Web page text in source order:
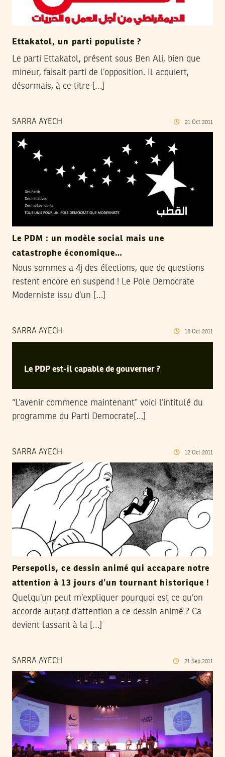
Ettakatol, un parti populiste ?
Le parti Ettakatol, présent sous Ben Ali, bien que
mineur, faisait parti de l’opposition. Il acquiert,
désormais, à ce titre […]
SARRA AYECH 21 Oct 2011
Le PDM : un modèle social mais une
catastrophe économique…
Nous sommes a 4j des élections, que de questions
restent encore en suspend ! Le Pole Democrate
Moderniste issu d’un […]
SARRA AYECH 18 Oct 2011
Le PDP est-il capable de gouverner ?
“L’avenir commence maintenant” voici l’intitulé du
programme du Parti Democrate[…]
SARRA AYECH 12 Oct 2011
Persepolis, ce dessin animé qui accapare notre
attention à 13 jours d’un tournant historique !
Quelqu’un peut m’expliquer pourquoi est ce qu’on
accorde autant d’attention a ce dessin animé ? Ca
devient lassant à la […]
SARRA AYECH 21 Sep 2011